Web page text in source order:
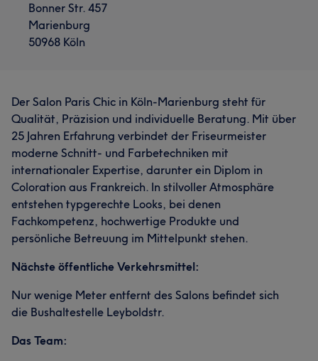
Bonner Str. 457
Marienburg
50968 Köln
Der Salon Paris Chic in Köln-Marienburg steht für
Qualität, Präzision und individuelle Beratung. Mit über
25 Jahren Erfahrung verbindet der Friseurmeister
moderne Schnitt- und Farbetechniken mit
internationaler Expertise, darunter ein Diplom in
Coloration aus Frankreich. In stilvoller Atmosphäre
entstehen typgerechte Looks, bei denen
Fachkompetenz, hochwertige Produkte und
persönliche Betreuung im Mittelpunkt stehen.
Nächste öffentliche Verkehrsmittel:
Nur wenige Meter entfernt des Salons befindet sich
die Bushaltestelle Leyboldstr.
Das Team: